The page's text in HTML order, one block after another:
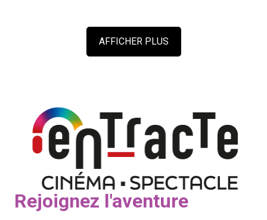
AFFICHER PLUS
Rejoignez l'aventure